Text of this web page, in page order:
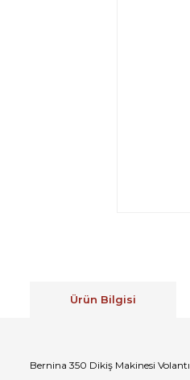
Ürün Bilgisi
Bernina 350 Dikiş Makinesi Volantı